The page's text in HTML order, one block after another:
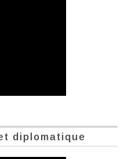
diplomatique